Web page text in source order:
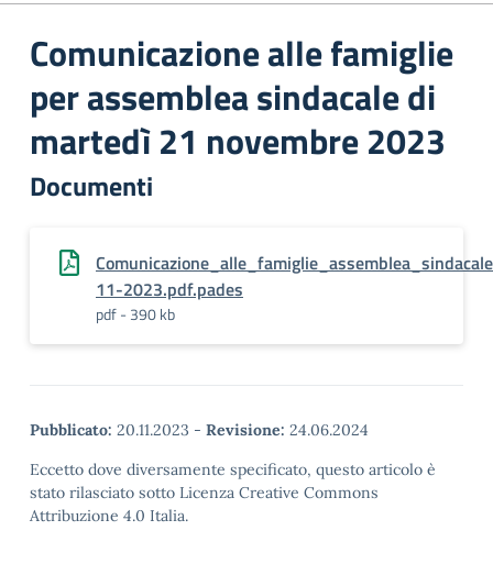
Comunicazione alle famiglie
per assemblea sindacale di
martedì 21 novembre 2023
Documenti
11-2023.pdf.pades
pdf - 390 kb
Pubblicato: 20.11.2023 - Revisione: 24.06.2024
Eccetto dove diversamente specificato, questo articolo è
stato rilasciato sotto Licenza Creative Commons
Attribuzione 4.0 Italia.